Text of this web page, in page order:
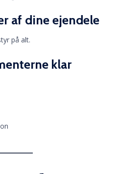
af dine ejendele
på alt.
klar